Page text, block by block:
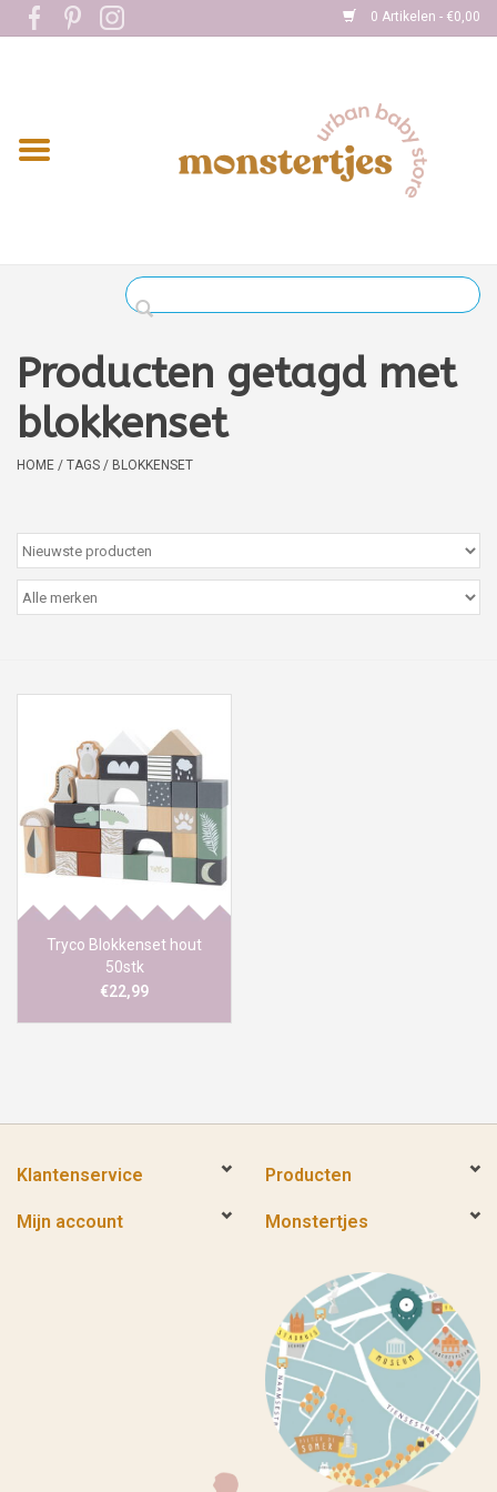
0 Artikelen - €0,00
Home
Kleding
Verzorging
Boekjes
kaartjes
Cadeaubon
Merken
Producten getagd met
blokkenset
HOME / TAGS / BLOKKENSET
Tryco Blokkenset hout
50stk
€22,99
Klantenservice Producten
Mijn account Monstertjes